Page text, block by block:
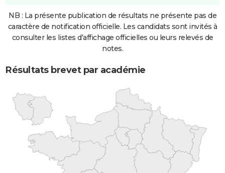
NB : La présente publication de résultats ne présente pas de
caractère de notification officielle. Les candidats sont invités à
consulter les listes d'affichage officielles ou leurs relevés de
notes.
Résultats brevet par académie